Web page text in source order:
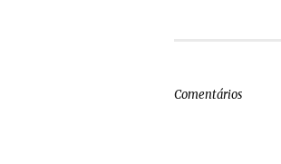
Comentários